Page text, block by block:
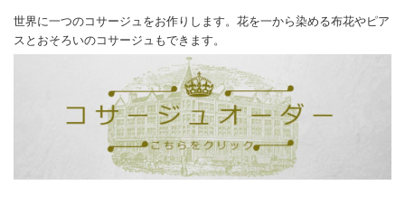
世界に一つのコサージュをお作りします。花を一から染める布花やピア
スとおそろいのコサージュもできます。